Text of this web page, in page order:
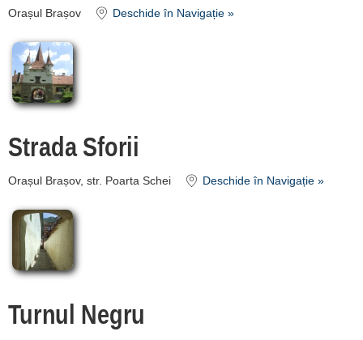
Orașul Brașov Deschide în Navigație »
Strada Sforii
Orașul Brașov, str. Poarta Schei Deschide în Navigație »
Turnul Negru